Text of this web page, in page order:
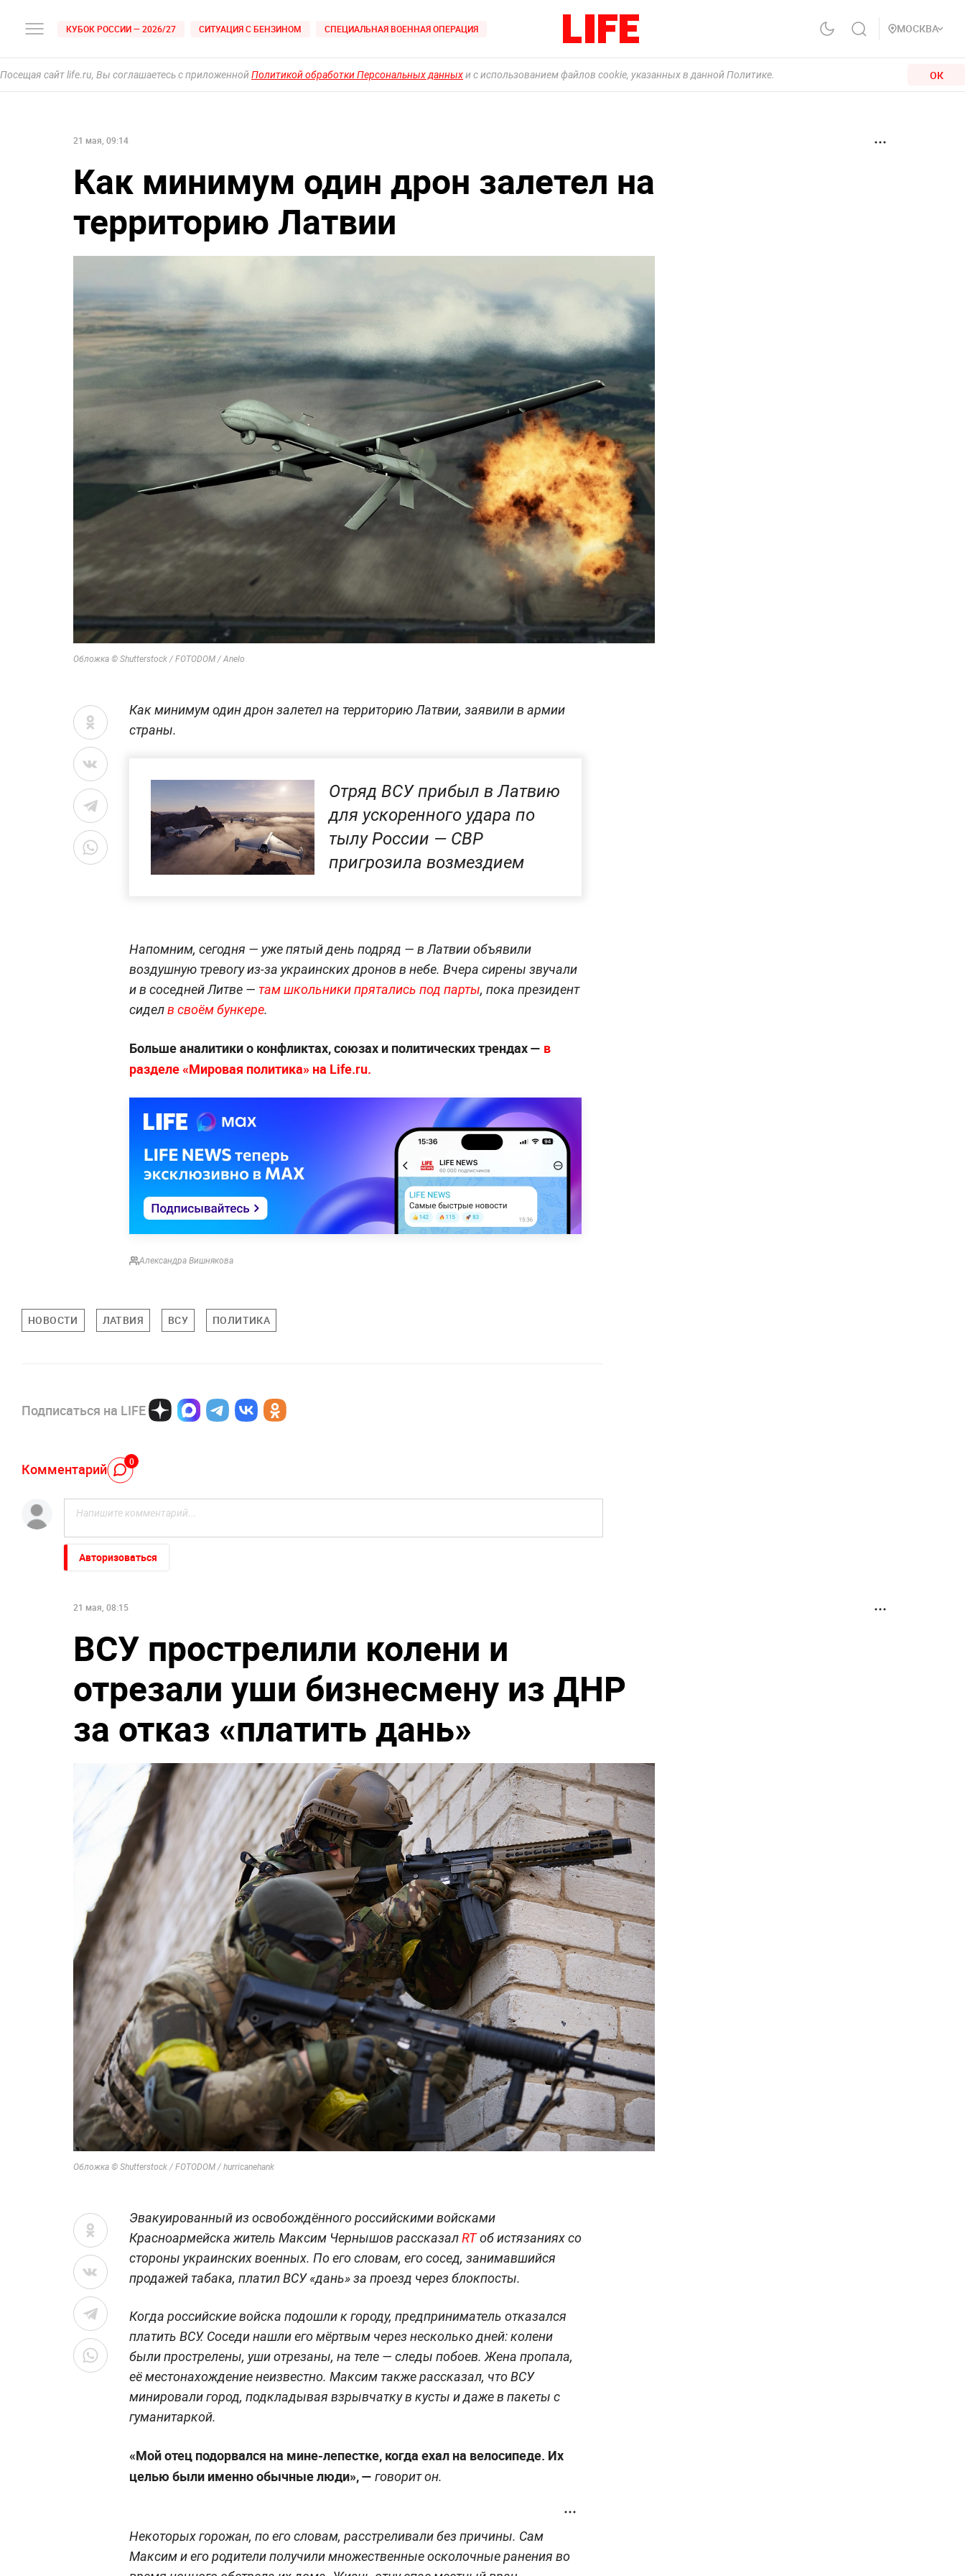
КУБОК РОССИИ — 2026/27 СИТУАЦИЯ С БЕНЗИНОМ СПЕЦИАЛЬНАЯ ВОЕННАЯ ОПЕРАЦИЯ МОСКВА
Посещая сайт life.ru, Вы соглашаетесь с приложеннойПолитикой обработки Персональных данныхи с использованием файлов cookie, указанных в данной Политике. ОК
21 мая, 09:14
Как минимум один дрон залетел на
территорию Латвии
Обложка © Shutterstock / FOTODOM / Anelo
Как минимум один дрон залетел на территорию Латвии, заявили в армии
страны.
Отряд ВСУ прибыл в Латвию
для ускоренного удара по
тылу России — СВР
пригрозила возмездием
Напомним, сегодня — уже пятый день подряд — в Латвии объявили
воздушную тревогу из-за украинских дронов в небе. Вчера сирены звучали
и в соседней Литве — там школьники прятались под парты, пока президент
сиделв своём бункере.
Больше аналитики о конфликтах, союзах и политических трендах — в
разделе «Мировая политика» на Life.ru.
Александра Вишнякова
НОВОСТИ ЛАТВИЯ ВСУ ПОЛИТИКА
Подписаться на LIFE
Комментарий 0
Авторизоваться
21 мая, 08:15
ВСУ прострелили колени и
отрезали уши бизнесмену из ДНР
за отказ «платить дань»
Обложка © Shutterstock / FOTODOM / hurricanehank
Эвакуированный из освобождённого российскими войсками
Красноармейска житель Максим Чернышов рассказалRTоб истязаниях со
стороны украинских военных. По его словам, его сосед, занимавшийся
продажей табака, платил ВСУ «дань» за проезд через блокпосты.
Когда российские войска подошли к городу, предприниматель отказался
платить ВСУ. Соседи нашли его мёртвым через несколько дней: колени
были прострелены, уши отрезаны, на теле — следы побоев. Жена пропала,
её местонахождение неизвестно. Максим также рассказал, что ВСУ
минировали город, подкладывая взрывчатку в кусты и даже в пакеты с
гуманитаркой.
«Мой отец подорвался на мине-лепестке, когда ехал на велосипеде. Их
целью были именно обычные люди», — говорит он.
Некоторых горожан, по его словам, расстреливали без причины. Сам
Максим и его родители получили множественные осколочные ранения во